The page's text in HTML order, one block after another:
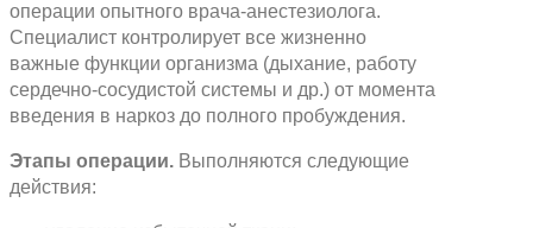
операции опытного врача-анестезиолога.
Специалист контролирует все жизненно
важные функции организма (дыхание, работу
сердечно-сосудистой системы и др.) от момента
введения в наркоз до полного пробуждения.
Этапы операции. Выполняются следующие
действия: